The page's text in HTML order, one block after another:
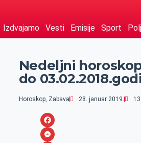
Izdvajamo Vesti Emisije Sport
Nedeljni
do
Horoskop, Zabava 28. januar 2019.
F